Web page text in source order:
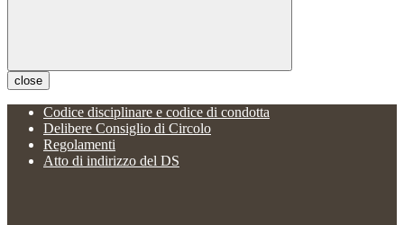
close
Codice disciplinare e codice di condotta
Delibere Consiglio di Circolo
Regolamenti
Atto di indirizzo del DS